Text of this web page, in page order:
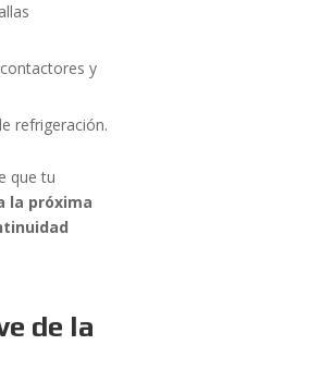
y
refrigeración.
que tu
la próxima
de la